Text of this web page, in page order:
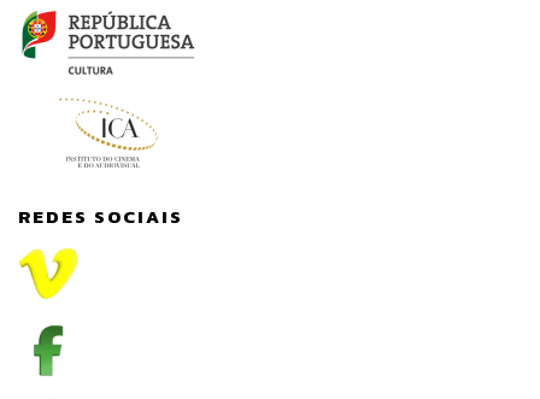
REDES SOCIAIS